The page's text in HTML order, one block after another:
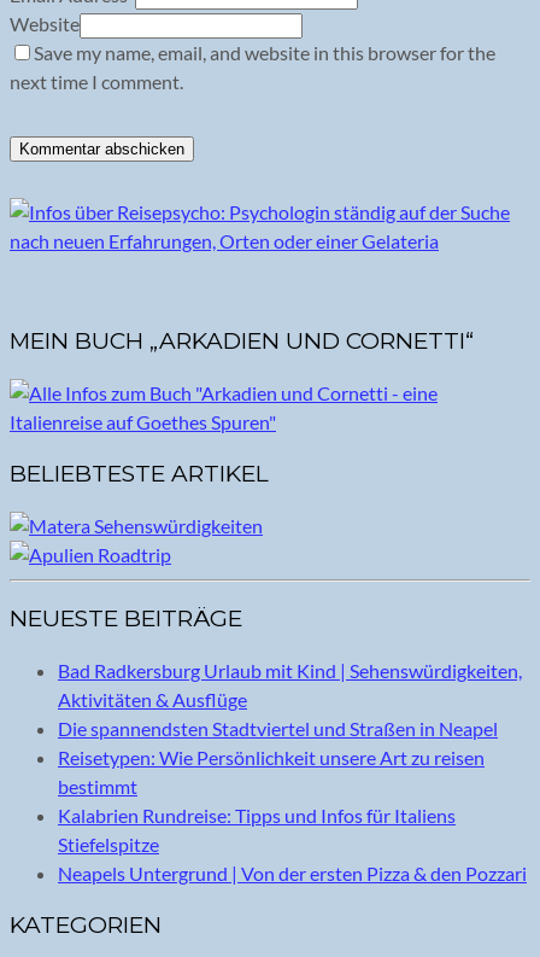
Website
Save my name, email, and website in this browser for the
next time I comment.
MEIN BUCH „ARKADIEN UND CORNETTI“
BELIEBTESTE ARTIKEL
NEUESTE BEITRÄGE
Bad Radkersburg Urlaub mit Kind | Sehenswürdigkeiten,
Aktivitäten & Ausflüge
Die spannendsten Stadtviertel und Straßen in Neapel
Reisetypen: Wie Persönlichkeit unsere Art zu reisen
bestimmt
Kalabrien Rundreise: Tipps und Infos für Italiens
Stiefelspitze
Neapels Untergrund | Von der ersten Pizza & den Pozzari
KATEGORIEN